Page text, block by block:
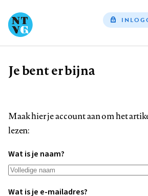
Kruimelpad
Je bent er bijna
Maak hier je account aan om het
lezen:
Wat is je naam?
Wat is je e-mailadres?